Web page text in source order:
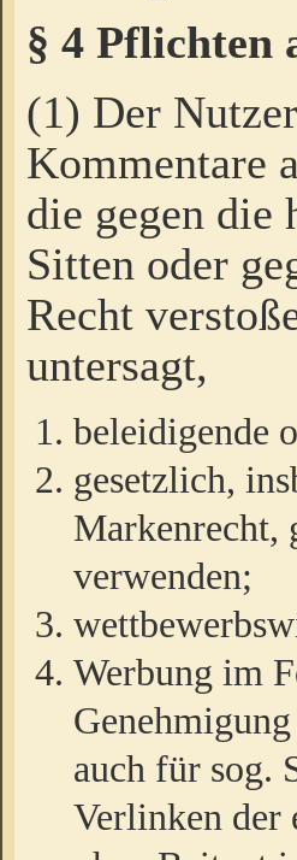
§ 4 Pflichten
(1) Der
Kommentare
die gegen die
Sitten oder
Recht
untersagt,
beleidigende
gesetzlich,
Markenrecht,
verwenden;
Werbung im
auch für sog.
Verlinken der